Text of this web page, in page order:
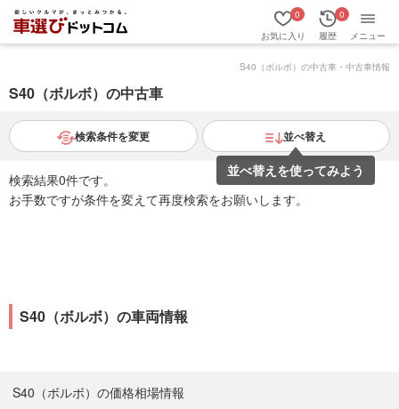
お気に入り
0
履歴
0
メニュー
S40（ボルボ）の中古車・中古車情報
S40（ボルボ）の中古車
検索条件を変更 並べ替え
並べ替えを使ってみよう
検索結果0件です。
お手数ですが条件を変えて再度検索をお願いします。
S40（ボルボ）の車両情報
S40（ボルボ）の価格相場情報